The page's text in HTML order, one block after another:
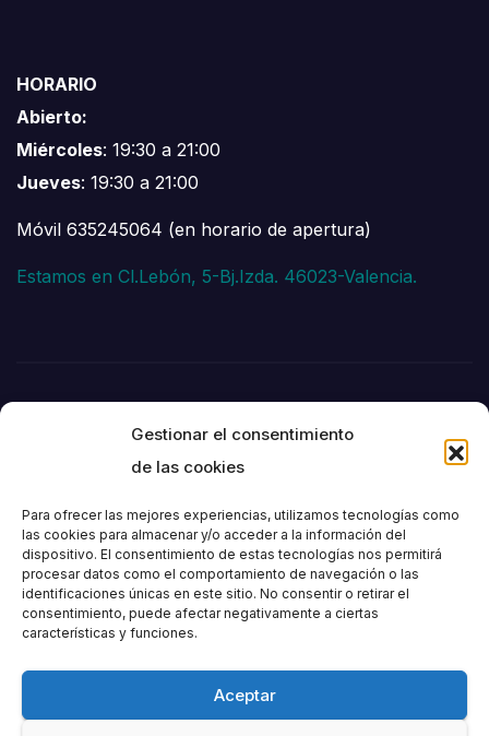
Gestionar el consentimiento
de las cookies
Para ofrecer las mejores experiencias, utilizamos tecnologías como
las cookies para almacenar y/o acceder a la información del
dispositivo. El consentimiento de estas tecnologías nos permitirá
procesar datos como el comportamiento de navegación o las
identificaciones únicas en este sitio. No consentir o retirar el
consentimiento, puede afectar negativamente a ciertas
características y funciones.
Aceptar
HORARIO
Abierto:
Miércoles: 19:30 a 21:00
Jueves: 19:30 a 21:00
Móvil 635245064 (en horario de apertura)
Estamos en Cl.Lebón, 5-Bj.Izda. 46023-Valencia.
Societat
Excursionista de
València